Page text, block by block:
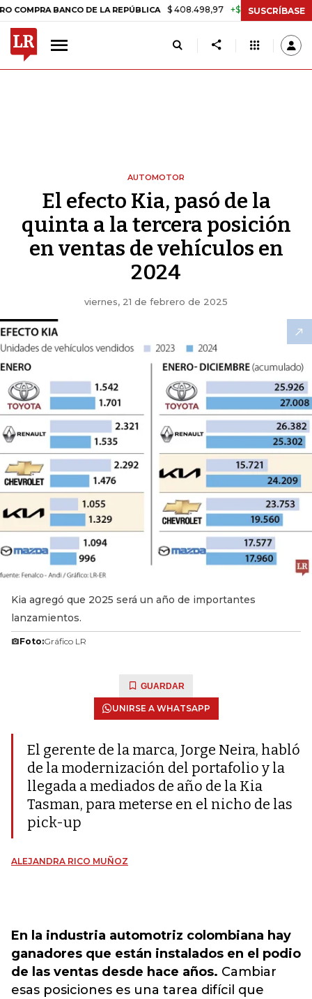
BANCO DE LA REPÚBLICA $ 408.498,97 +$ 8.753,81 +2,19% TASA
SUSCRÍBASE
AUTOMOTOR
El efecto Kia, pasó de la
quinta a la tercera posición
en ventas de vehículos en
2024
viernes, 21 de febrero de 2025
Kia agregó que 2025 será un año de importantes
lanzamientos.
Foto:Gráfico LR
GUARDAR
UNIRSE A WHATSAPP
El gerente de la marca, Jorge Neira, habló
de la modernización del portafolio y la
llegada a mediados de año de la Kia
Tasman, para meterse en el nicho de las
pick-up
ALEJANDRA RICO MUÑOZ
En la industria automotriz colombiana hay
ganadores que están instalados en el podio
de las ventas desde hace años. Cambiar
esas posiciones es una tarea difícil que